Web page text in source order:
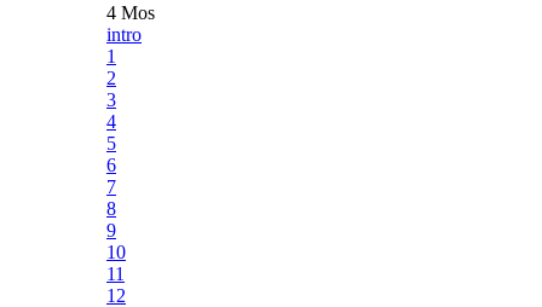
4 Mos
intro
1
2
3
4
5
6
7
8
9
10
11
12